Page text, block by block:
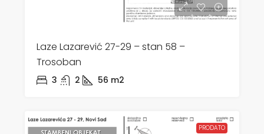
Laze Lazarević 27-29 – stan 58 –
Trosoban
3 2 56 m2
PRODATO